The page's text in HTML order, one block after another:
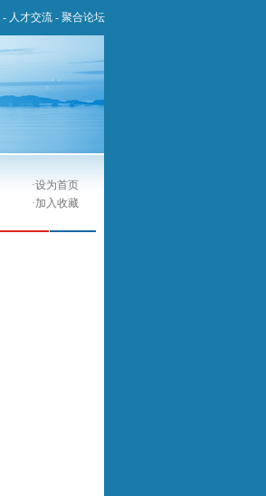
- 人才交流 - 聚合论坛
·设为首页
·加入收藏